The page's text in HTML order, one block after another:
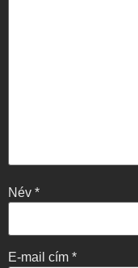
Név *
E-mail cím *